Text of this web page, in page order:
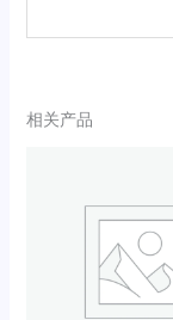
相关产品